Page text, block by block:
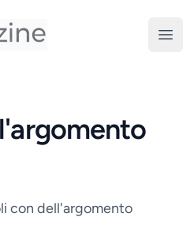
con dell'argomento